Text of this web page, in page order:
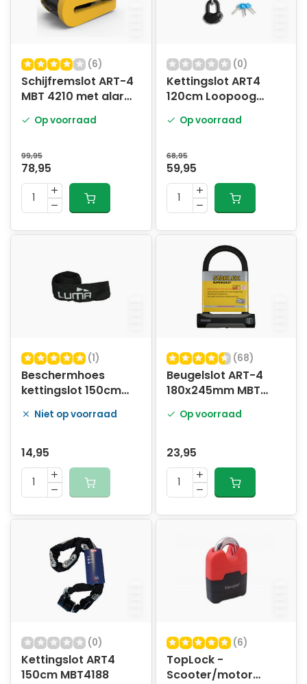
(6)
Schijfremslot ART-4
MBT 4210 met alarm
Op voorraad
99,95
78,95
(0)
Kettingslot ART4
120cm Loopoog
Op voorraad
68,95
59,95
(1)
Beschermhoes
kettingslot 150cm
zwart
Niet op voorraad
14,95
(68)
Beugelslot ART-4
180x245mm MBT
Op voorraad
23,95
(0)
Kettingslot ART4
150cm MBT4188
(6)
TopLock -
Scooter/motor